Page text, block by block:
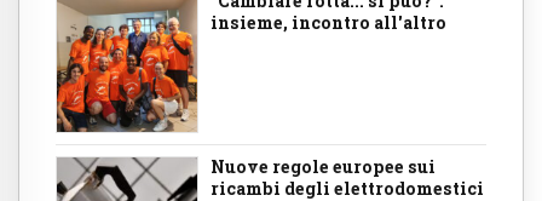
insieme, incontro all'altro
Nuove regole europee sui
ricambi degli elettrodomestici